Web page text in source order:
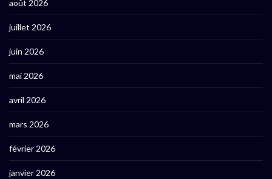
août 2026
juillet 2026
juin 2026
mai 2026
avril 2026
mars 2026
février 2026
janvier 2026